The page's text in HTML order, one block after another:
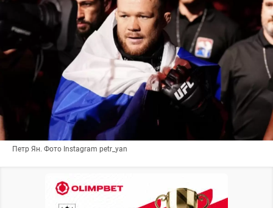
Петр Ян. Фото Instagram petr_yan